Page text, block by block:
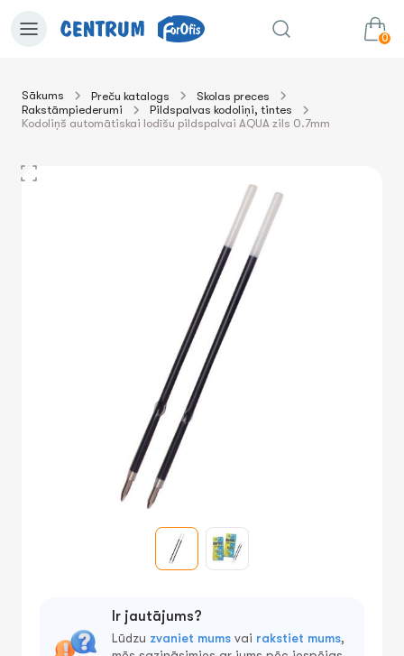
0
uz grozu Summa:
Sākums Preču katalogs
Skolas preces
Rakstāmpiederumi
Pildspalvas kodoliņi, tintes
Kodoliņš automātiskai lodīšu pildspalvai AQUA zils 0.7mm
Ir jautājums?
Lūdzu zvaniet mums vai rakstiet mums,